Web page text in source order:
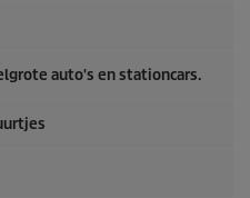
auto's en stationcars.